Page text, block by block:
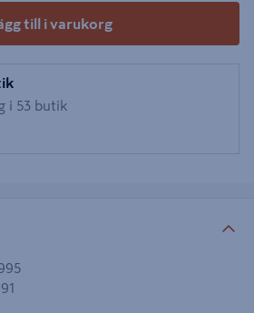
till i varukorg
i 53 butik